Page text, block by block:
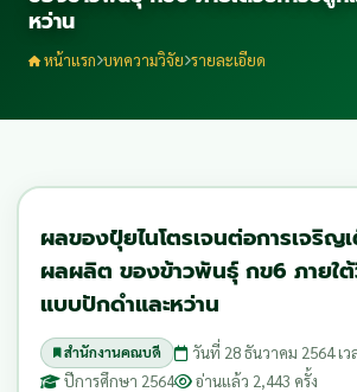
หว่าน
หน้าแรก บทความวิจัย รายละเอียด
ผลของปุ๋ยไนโตรเจนต่อการเจริญ
ผลผลิต ของข้าวพันธุ์ กข6 ภายใ
แบบปักดำและหว่าน
สำนักงานคณบดี
วันที่ 28 ธันวาคม 2564 เว
ปีการศึกษา 2564
อ่านแล้ว 2,443 ครั้ง